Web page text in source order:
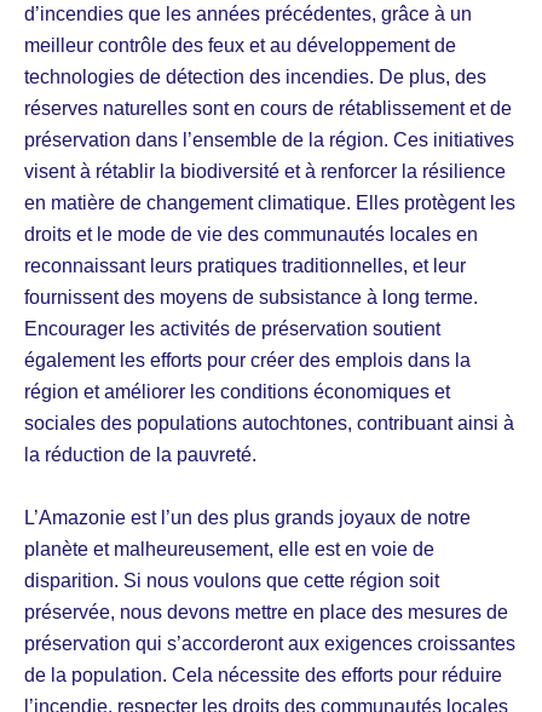
d’incendies que les années précédentes, grâce à un
meilleur contrôle des feux et au développement de
technologies de détection des incendies. De plus, des
réserves naturelles sont en cours de rétablissement et de
préservation dans l’ensemble de la région. Ces initiatives
visent à rétablir la biodiversité et à renforcer la résilience
en matière de changement climatique. Elles protègent les
droits et le mode de vie des communautés locales en
reconnaissant leurs pratiques traditionnelles, et leur
fournissent des moyens de subsistance à long terme.
Encourager les activités de préservation soutient
également les efforts pour créer des emplois dans la
région et améliorer les conditions économiques et
sociales des populations autochtones, contribuant ainsi à
la réduction de la pauvreté.
L’Amazonie est l’un des plus grands joyaux de notre
planète et malheureusement, elle est en voie de
disparition. Si nous voulons que cette région soit
préservée, nous devons mettre en place des mesures de
préservation qui s’accorderont aux exigences croissantes
de la population. Cela nécessite des efforts pour réduire
l’incendie, respecter les droits des communautés locales